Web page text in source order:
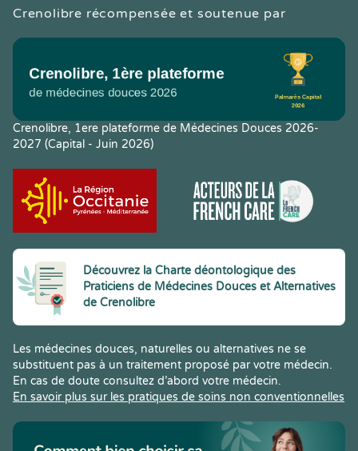
Crenolibre récompensée et soutenue par
Crenolibre, 1ere plateforme de Médecines Douces 2026-
2027 (Capital - Juin 2026)
Découvrez la Charte déontologique des
Praticiens de Médecines Douces et Alternatives
de Crenolibre
Les médecines douces, naturelles ou alternatives ne se
substituent pas à un traitement proposé par votre médecin.
En cas de doute consultez d’abord votre médecin.
En savoir plus sur les pratiques de soins non conventionnelles